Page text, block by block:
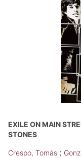
EXILE ON MAIN
STONES
Crespo, Tomás ;